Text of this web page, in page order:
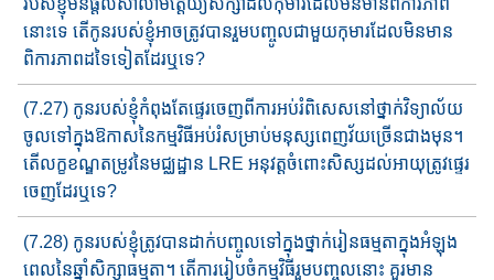
របស់ខ្ញុំមិនផ្តល់​សាលា​មត្តេយ្យសិក្សាដល់​កុមារ​ដែល​មិន​មាន​ពិការភា​ព​
នោះទេ​ តើកូនរបស់ខ្ញុំអាចត្រូវបាន​រួមបញ្ចូល​ជាមួយ​កុមារដែល​មិន​មាន​
ពិការភាពដ​ទៃ​ទៀត​ដែរឬទេ?
(7.27) កូនរបស់ខ្ញុំកំពុងតែផ្ទេរចេញពីការអប់រំពិសេសនៅថ្នាក់វិទ្យាល័យ
ចូល​ទៅក្នុង​ឱកាសនៃកម្មវិធីអប់រំ​សម្រាប់​មនុស្សពេញវ័យច្រើន​ជាង​មុន។
តើលក្ខខណ្ឌតម្រូវ​នៃ​មជ្ឈដ្ឋាន​ LRE អនុវត្តចំពោះ​សិស្សដល់​អាយុ​​ត្រូវផ្ទេរ
ចេញ​ដែរឬទេ?
(7.28) កូនរបស់ខ្ញុំត្រូវបានដាក់បញ្ចូលទៅក្នុងថ្នាក់រៀនធម្មតាក្នុង​អំ​ឡុង​
ពេលនៃឆ្នាំសិក្សាធម្មតា។ តើការរៀបចំ​កម្មវិធីរួមបញ្ចូលនោះ គួរ​មាន​